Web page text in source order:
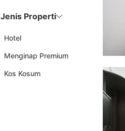
Jenis Properti
Hotel
Menginap Premium
Kos Kosum